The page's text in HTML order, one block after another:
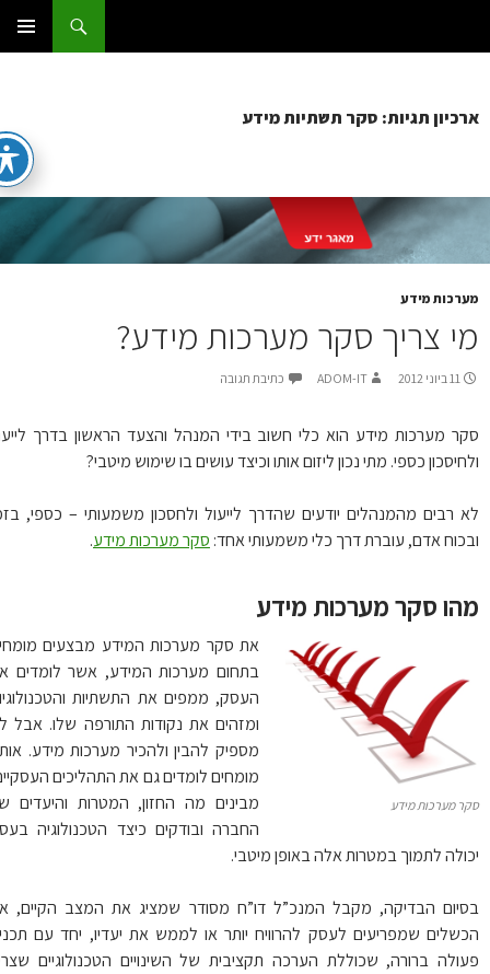
תגיות: סקר תשתיות מידע
מידע
צריך סקר מערכות מידע?
11 ביוני 2012 ADOM-IT כתיבת תגובה
מערכות מידע הוא כלי חשוב בידי המנהל והצעד הראשון בדרך לייעול
כספי. מתי נכון ליזום אותו וכיצד עושים בו שימוש מיטבי?
רבים מהמנהלים יודעים שהדרך לייעול ולחסכון משמעותי – כספי, בזמן
אדם, עוברת דרך כלי משמעותי אחד:סקר מערכות מידע.
סקר מערכות מידע
מערכות מידע
את סקר מערכות המידע מבצעים מומחים
בתחום מערכות המידע, אשר לומדים את
העסק, ממפים את התשתיות והטכנולוגיות
ומזהים את נקודות התורפה שלו. אבל לא
מספיק להבין ולהכיר מערכות מידע. אותם
מומחים לומדים גם את התהליכים העסקיים,
מבינים מה החזון, המטרות והיעדים של
החברה ובודקים כיצד הטכנולוגיה בעסק
לתמוך במטרות אלה באופן מיטבי.
הבדיקה, מקבל המנכ”ל דו”ח מסודר שמציג את המצב הקיים, את
שמפריעים לעסק להרוויח יותר או לממש את יעדיו, יחד עם תכנית
ברורה, שכוללת הערכה תקציבית של השינויים הטכנולוגיים שצריך